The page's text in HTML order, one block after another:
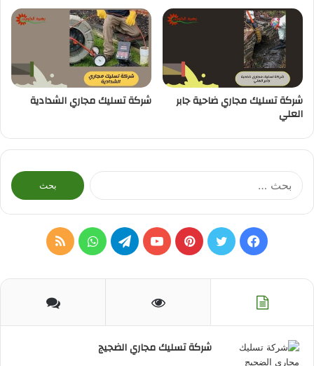
شركة تسليك مجاري ضاحية جابر
العلي
شركة تسليك مجاري الشدادية
البحث
عن:
فيسبوكتويتر بينتيريستيوتيوبتيلقرامواتسابملخص
RSS
شركة تسليك مجاري الضجيج